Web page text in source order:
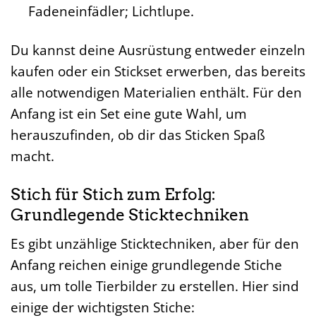
Fadeneinfädler; Lichtlupe.
Du kannst deine Ausrüstung entweder einzeln
kaufen oder ein Stickset erwerben, das bereits
alle notwendigen Materialien enthält. Für den
Anfang ist ein Set eine gute Wahl, um
herauszufinden, ob dir das Sticken Spaß
macht.
Stich für Stich zum Erfolg:
Grundlegende Sticktechniken
Es gibt unzählige Sticktechniken, aber für den
Anfang reichen einige grundlegende Stiche
aus, um tolle Tierbilder zu erstellen. Hier sind
einige der wichtigsten Stiche: